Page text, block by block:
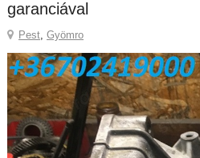
garanciával
Pest, Gyömro